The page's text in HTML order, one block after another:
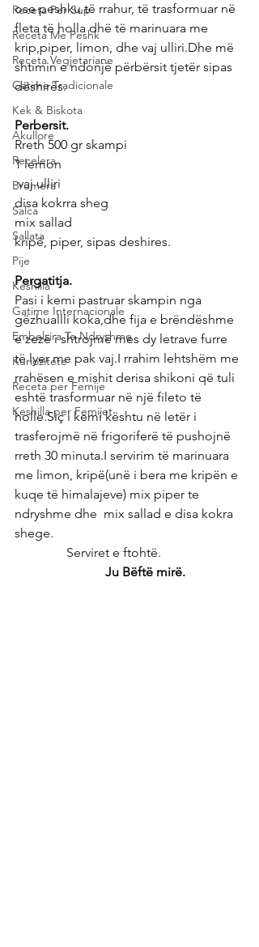
Receta Per Sup
Receta Me Peshk
Receta Vegjetariane
Gatime Tradicionale
Kek & Biskota
Akullore
Recelera
Brumera
Salca
Sallata
Pije
Keshilla
Gatime Internacionale
Embelsira Te Ndryshme
Kuriozitete
Receta per Femije
Keshilla per Femijet
ose peshku të rrahur, të trasformuar në
fleta të holla dhë të marinuara me
krip,piper, limon, dhe vaj ulliri.Dhe më
shtimin e ndonjë përbërsit tjetër sipas
dëshirës.
Perbersit.
Rreth 500 gr skampi
1 lemon
vaj ulliri
disa kokrra sheg
mix sallad
kripë, piper, sipas deshires.
Pergatitja.
Pasi i kemi pastruar skampin nga
gëzhuallli koka,dhe fija e brëndëshme
e zezë i shtrojmë mes dy letrave furre
të lyer me pak vaj.I rrahim lehtshëm me
rrahësen e mishit derisa shikoni që tuli
eshtë trasformuar në një fileto të
holle.Siç i kemi kështu në letër i
trasferojmë në frigoriferë të pushojnë
rreth 30 minuta.I servirim të marinuara
me limon, kripë(unë i bera me kripën e
kuqe të himalajeve) mix piper te
ndryshme dhe  mix sallad e disa kokra
shege.
                Serviret e ftohtë.
     Ju Bëftë mirë.